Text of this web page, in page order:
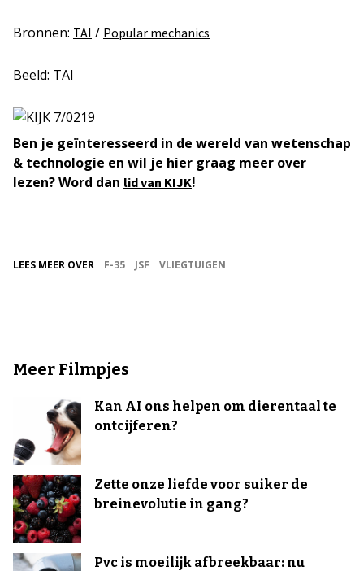
Bronnen: TAI / Popular mechanics
Beeld: TAI
Ben je geïnteresseerd in de wereld van wetenschap
& technologie en wil je hier graag meer over
lezen? Word dan lid van KIJK!
LEES MEER OVER F-35 JSF VLIEGTUIGEN
Meer Filmpjes
Kan AI ons helpen om dierentaal te
ontcijferen?
Zette onze liefde voor suiker de
breinevolutie in gang?
Pvc is moeilijk afbreekbaar: nu